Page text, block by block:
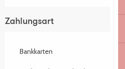
Zahlungsart
Bankkarten